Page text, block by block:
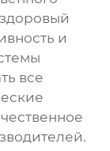
и
все